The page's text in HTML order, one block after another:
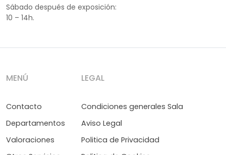
Sábado después de exposición:
10 – 14h.
MENÚ
Contacto
Departamentos
Valoraciones
LEGAL
Condiciones generales Sala
Aviso Legal
Politica de Privacidad